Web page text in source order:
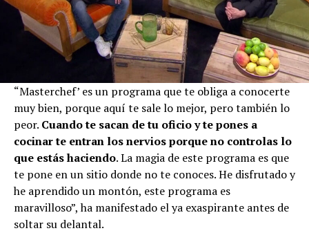
“Masterchef’ es un programa que te obliga a conocerte
muy bien, porque aquí te sale lo mejor, pero también lo
peor. Cuando te sacan de tu oficio y te pones a
cocinar te entran los nervios porque no controlas lo
que estás haciendo. La magia de este programa es que
te pone en un sitio donde no te conoces. He disfrutado y
he aprendido un montón, este programa es
maravilloso”, ha manifestado el ya exaspirante antes de
soltar su delantal.